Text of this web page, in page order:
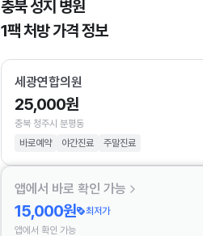
충북 성지 병원
1팩 처방 가격 정보
세광연합의원
25,000원
충북 청주시 분평동
바로예약
야간진료 주말진료
앱에서 바로 확인 가능
15,000원
최저가
앱에서 확인 가능